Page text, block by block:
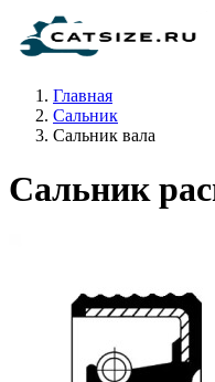
Главная
Сальник
Сальник вала
Сальник